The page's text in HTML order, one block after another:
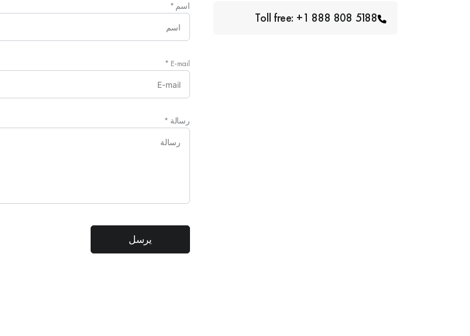
اسم *
E-mail
*
رسالة *
Toll free: +1 888 808 5188